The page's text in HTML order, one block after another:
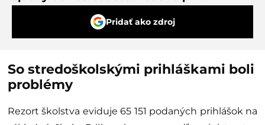
Pridať ako zdroj
So stredoškolskými prihláškami boli
problémy
Rezort školstva eviduje 65 151 podaných prihlášok na